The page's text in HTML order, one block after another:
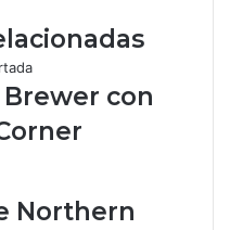
con
Northern